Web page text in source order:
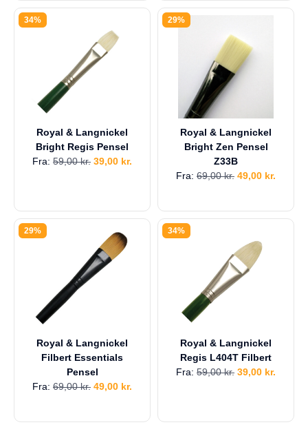
34%
Royal & Langnickel
Bright Regis Pensel
Fra: 59,00kr. 39,00 kr.
29%
Royal & Langnickel
Bright Zen Pensel
Z33B
Fra: 69,00kr. 49,00 kr.
29%
Royal & Langnickel
Filbert Essentials
Pensel
Fra: 69,00kr. 49,00 kr.
34%
Royal & Langnickel
Regis L404T Filbert
Fra: 59,00kr. 39,00 kr.